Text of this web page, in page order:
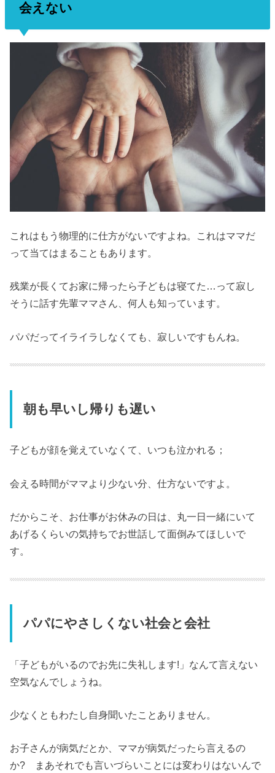
会えない
これはもう物理的に仕方がないですよね。これはママだ
って当てはまることもあります。
残業が長くてお家に帰ったら子どもは寝てた…って寂し
そうに話す先輩ママさん、何人も知っています。
パパだってイライラしなくても、寂しいですもんね。
朝も早いし帰りも遅い
子どもが顔を覚えていなくて、いつも泣かれる；
会える時間がママより少ない分、仕方ないですよ。
だからこそ、お仕事がお休みの日は、丸一日一緒にいて
あげるくらいの気持ちでお世話して面倒みてほしいで
す。
パパにやさしくない社会と会社
「子どもがいるのでお先に失礼します!」なんて言えない
空気なんでしょうね。
少なくともわたし自身聞いたことありません。
お子さんが病気だとか、ママが病気だったら言えるの
か? まあそれでも言いづらいことには変わりはないんで